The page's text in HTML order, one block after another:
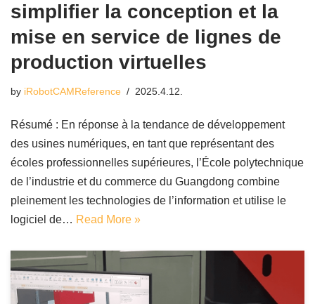
simplifier la conception et la
mise en service de lignes de
production virtuelles
by iRobotCAMReference 2025.4.12.
Résumé : En réponse à la tendance de développement
des usines numériques, en tant que représentant des
écoles professionnelles supérieures, l’École polytechnique
de l’industrie et du commerce du Guangdong combine
pleinement les technologies de l’information et utilise le
logiciel de… Read More »